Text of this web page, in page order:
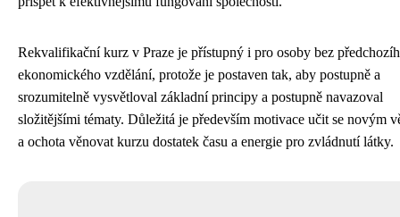
Rekvalifikační kurz v Praze je přístupný i pro osoby bez
ekonomického vzdělání, protože je postaven tak, aby postupně a
srozumitelně vysvětloval základní principy a postupně navazoval
složitějšími tématy. Důležitá je především motivace učit se novým
a ochota věnovat kurzu dostatek času a energie pro zvládnutí látky.